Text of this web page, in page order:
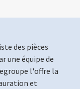
des pièces
une équipe de
l'offre la
et